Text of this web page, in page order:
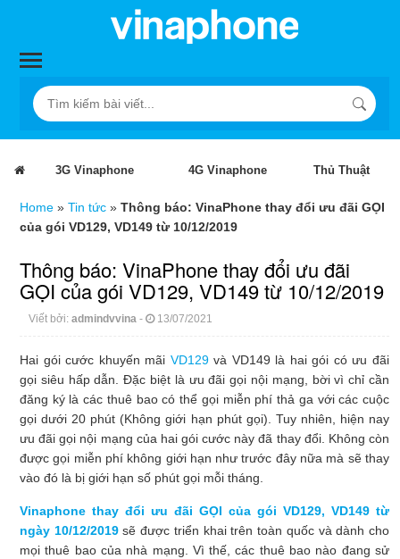
3G Vinaphone 4G Vinaphone Thủ Thuật
Home » Tin tức » Thông báo: VinaPhone thay đổi ưu đãi GỌI
của gói VD129, VD149 từ 10/12/2019
Thông báo: VinaPhone thay đổi ưu đãi
GỌI của gói VD129, VD149 từ 10/12/2019
Viết bởi: admindvvina - 13/07/2021
Hai gói cước khuyến mãi VD129và VD149 là hai gói có ưu đãi
gọi siêu hấp dẫn. Đặc biệt là ưu đãi gọi nội mạng, bời vì chỉ cần
đăng ký là các thuê bao có thể gọi miễn phí thả ga với các cuộc
gọi dưới 20 phút (Không giới hạn phút gọi). Tuy nhiên, hiện nay
ưu đãi gọi nội mạng của hai gói cước này đã thay đổi. Không còn
được gọi miễn phí không giới hạn như trước đây nữa mà sẽ thay
vào đó là bị giới hạn số phút gọi mỗi tháng.
Vinaphone thay đổi ưu đãi GỌI của gói VD129, VD149 từ
ngày 10/12/2019 sẽ được triển khai trên toàn quốc và dành cho
mọi thuê bao của nhà mạng. Vì thế, các thuê bao nào đang sử